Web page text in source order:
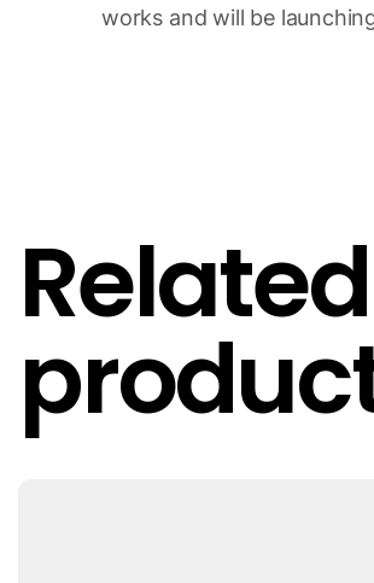
works and will be
Related